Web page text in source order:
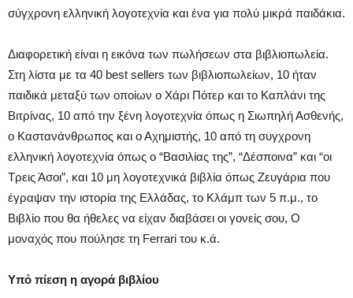
σύγχρονη ελληνική λογοτεχνία και ένα για πολύ μικρά παιδάκια.
Διαφορετική είναι η εικόνα των πωλήσεων στα βιβλιοπωλεία.
Στη λίστα με τα 40 best sellers των βιβλιοπωλείων, 10 ήταν
παιδικά μεταξύ των οποίων ο Χάρι Πότερ και το Καπλάνι της
Βιτρίνας, 10 από την ξένη λογοτεχνία όπως η Σιωπηλή Ασθενής,
ο Καστανάνθρωπος και ο Αχημιστής, 10 από τη συγχρονη
ελληνική λογοτεχνία όπως ο “Βασιλίας της”, “Δέσποινα” και “οι
Τρεις Άσοι”, και 10 μη λογοτεχνικά βιβλία όπως Ζευγάρια που
έγραψαν την ιστορία της Ελλάδας, το Κλάμπ των 5 π.μ., το
Βιβλίο που θα ήθελες να είχαν διαβάσει οι γονείς σου, Ο
μοναχός που πούλησε τη Ferrari του κ.ά.
Υπό πίεση η αγορά βιβλίου